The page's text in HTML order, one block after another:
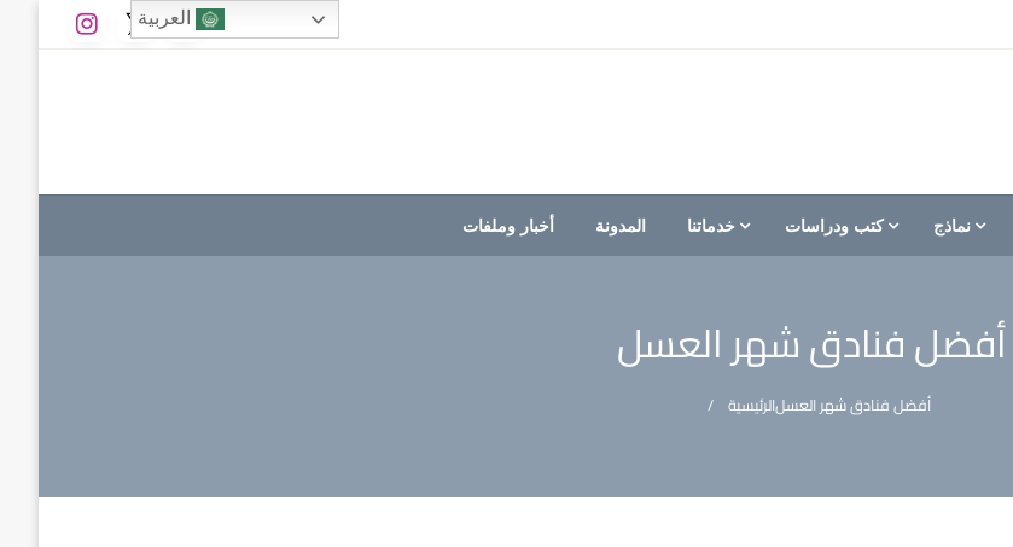
نماذج كتب ودراسات خدماتنا المدونة أخبار وملفات
أفضل فنادق شهر العسل
الرئيسيةأفضل فنادق شهر العسل
العربية